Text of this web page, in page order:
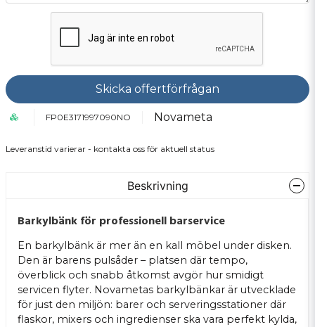
Skicka offertförfrågan
FP0E3171997090NO Novameta
Leveranstid varierar - kontakta oss för aktuell status
Beskrivning
Barkylbänk för professionell barservice
En barkylbänk är mer än en kall möbel under disken.
Den är barens pulsåder – platsen där tempo,
överblick och snabb åtkomst avgör hur smidigt
servicen flyter. Novametas barkylbänkar är utvecklade
för just den miljön: barer och serveringsstationer där
flaskor, mixers och ingredienser ska vara perfekt kylda,